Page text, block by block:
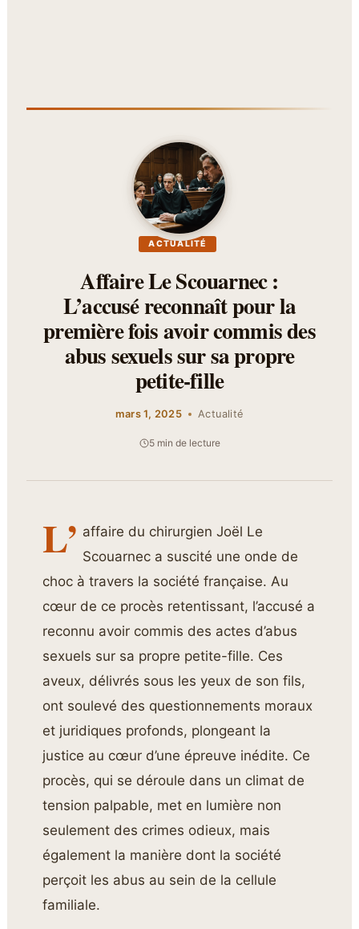
ACTUALITÉ
Affaire Le Scouarnec :
L’accusé reconnaît pour la
première fois avoir commis des
abus sexuels sur sa propre
petite-fille
mars 1, 2025 Actualité
5 min de lecture
L’ affaire du chirurgien Joël Le
Scouarnec a suscité une onde de
choc à travers la société française. Au
cœur de ce procès retentissant, l’accusé a
reconnu avoir commis des actes d’abus
sexuels sur sa propre petite-fille. Ces
aveux, délivrés sous les yeux de son fils,
ont soulevé des questionnements moraux
et juridiques profonds, plongeant la
justice au cœur d’une épreuve inédite. Ce
procès, qui se déroule dans un climat de
tension palpable, met en lumière non
seulement des crimes odieux, mais
également la manière dont la société
perçoit les abus au sein de la cellule
familiale.